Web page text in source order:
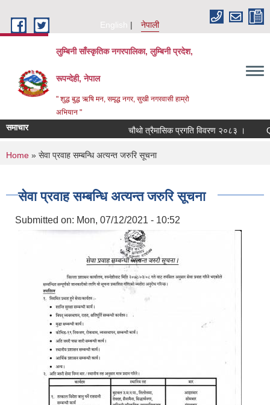
English
नेपाली
लुम्बिनी साँस्कृतिक नगरपालिका, लुम्बिनी प्रदेश,
रूपन्देही, नेपाल
" शुद्ध बुद्ध ऋषि मन, समृद्ध नगर, सुखी नगरवासी हाम्रो
अभियान "
समाचार चौथो त्रैमासिक प्रगति विवरण २०८३ ।
You are here
Home » सेवा प्रवाह सम्बन्धि अत्यन्त जरुरि सूचना
सेवा प्रवाह सम्बन्धि अत्यन्त जरुरि सूचना
Submitted on: Mon, 07/12/2021 - 10:52